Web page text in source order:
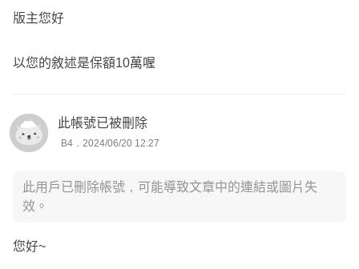
版主您好
以您的敘述是保額10萬喔
此帳號已被刪除
B4．2024/06/20 12:27
此用戶已刪除帳號，可能導致文章中的連結或圖片失
效。
您好~